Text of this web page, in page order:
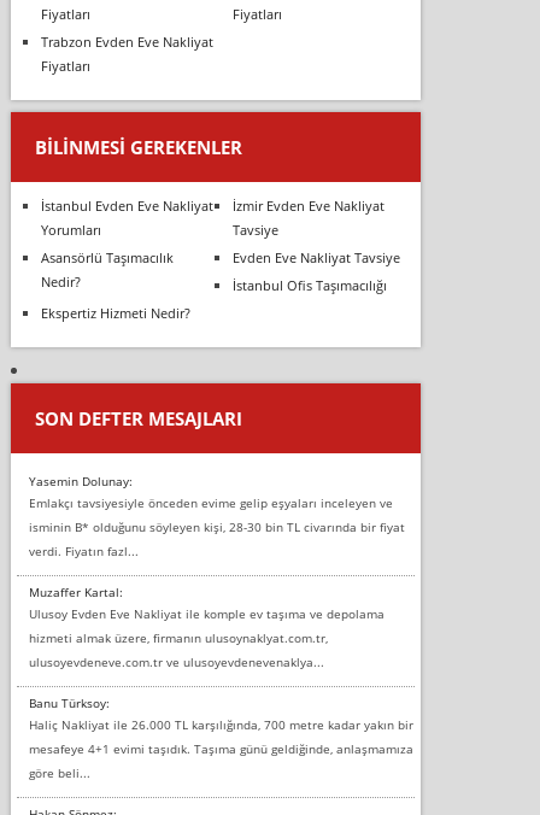
Fiyatları
Fiyatları
Trabzon Evden Eve Nakliyat
Fiyatları
BILINMESI GEREKENLER
İstanbul Evden Eve Nakliyat
Yorumları
İzmir Evden Eve Nakliyat
Tavsiye
Asansörlü Taşımacılık
Nedir?
Evden Eve Nakliyat Tavsiye
İstanbul Ofis Taşımacılığı
Ekspertiz Hizmeti Nedir?
SON DEFTER MESAJLARI
Yasemin Dolunay:
Emlakçı tavsiyesiyle önceden evime gelip eşyaları inceleyen ve
isminin B* olduğunu söyleyen kişi, 28-30 bin TL civarında bir fiyat
verdi. Fiyatın fazl...
Muzaffer Kartal:
Ulusoy Evden Eve Nakliyat ile komple ev taşıma ve depolama
hizmeti almak üzere, firmanın ulusoynaklyat.com.tr,
ulusoyevdeneve.com.tr ve ulusoyevdenevenaklya...
Banu Türksoy:
Haliç Nakliyat ile 26.000 TL karşılığında, 700 metre kadar yakın bir
mesafeye 4+1 evimi taşıdık. Taşıma günü geldiğinde, anlaşmamıza
göre beli...